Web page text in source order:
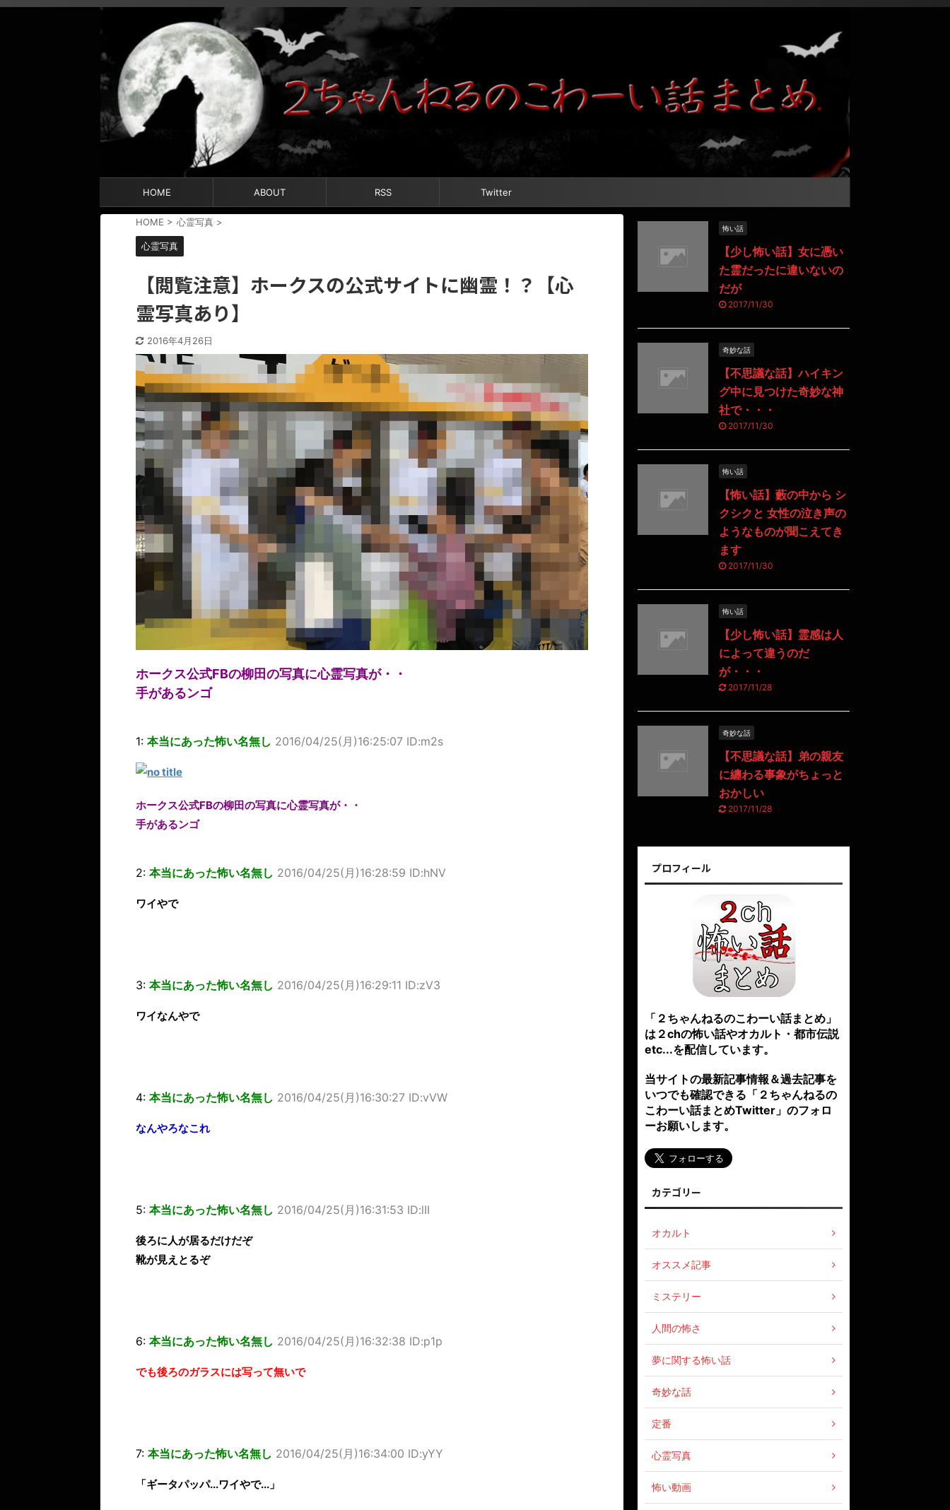
HOME ABOUT RSS Twitter
HOME > 心霊写真 >
心霊写真
【閲覧注意】ホークスの公式サイトに幽霊！？【心
霊写真あり】
2016年4月26日
ホークス公式FBの柳田の写真に心霊写真が・・
手があるンゴ
1: 本当にあった怖い名無し 2016/04/25(月)16:25:07 ID:m2s
ホークス公式FBの柳田の写真に心霊写真が・・
手があるンゴ
2: 本当にあった怖い名無し 2016/04/25(月)16:28:59 ID:hNV
ワイやで
3: 本当にあった怖い名無し 2016/04/25(月)16:29:11 ID:zV3
ワイなんやで
4: 本当にあった怖い名無し 2016/04/25(月)16:30:27 ID:vVW
なんやろなこれ
5: 本当にあった怖い名無し 2016/04/25(月)16:31:53 ID:lII
後ろに人が居るだけだぞ
靴が見えとるぞ
6: 本当にあった怖い名無し 2016/04/25(月)16:32:38 ID:p1p
でも後ろのガラスには写って無いで
7: 本当にあった怖い名無し 2016/04/25(月)16:34:00 ID:yYY
「ギータパッパ...ワイやで...」
怖い話
【少し怖い話】女に憑い
た霊だったに違いないの
だが
2017/11/30
奇妙な話
【不思議な話】ハイキン
グ中に見つけた奇妙な神
社で・・・
2017/11/30
怖い話
【怖い話】藪の中から シ
クシクと 女性の泣き声の
ようなものが聞こえてき
ます
2017/11/30
怖い話
【少し怖い話】霊感は人
によって違うのだ
が・・・
2017/11/28
奇妙な話
【不思議な話】弟の親友
に纏わる事象がちょっと
おかしい
2017/11/28
プロフィール
「２ちゃんねるのこわーい話まとめ」
は２chの怖い話やオカルト・都市伝説
etc...を配信しています。
当サイトの最新記事情報＆過去記事を
いつでも確認できる「２ちゃんねるの
こわーい話まとめTwitter」のフォロ
ーお願いします。
カテゴリー
オカルト
オススメ記事
ミステリー
人間の怖さ
夢に関する怖い話
奇妙な話
定番
心霊写真
怖い動画